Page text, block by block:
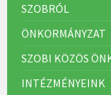
SZOBRÓL
ÖNKORMÁNYZAT
SZOBI KÖZÖS
INTÉZMÉNYEINK